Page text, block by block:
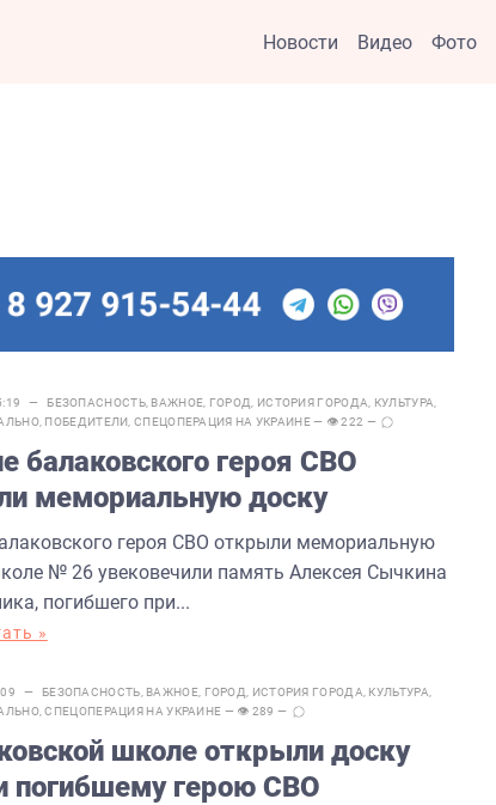
Новости Видео Фото
— БЕЗОПАСНОСТЬ, ВАЖНОЕ ГОРОД ИСТОРИЯ ГОРОДА КУЛЬТУРА
, ПОБЕДИТЕЛИ ,СПЕЦОПЕРАЦИЯ НА УКРАИНЕ— 👁 222 —
балаковского героя СВО
мемориальную доску
героя СВО открыли мемориальную
№ 26 увековечили память Алексея Сычкина
погибшего при...
»
— БЕЗОПАСНОСТЬ ВАЖНОЕ, ГОРОД ИСТОРИЯ ГОРОДА КУЛЬТУРА
,СПЕЦОПЕРАЦИЯ НА УКРАИНЕ — 👁 289 —
школе открыли доску
погибшему герою СВО